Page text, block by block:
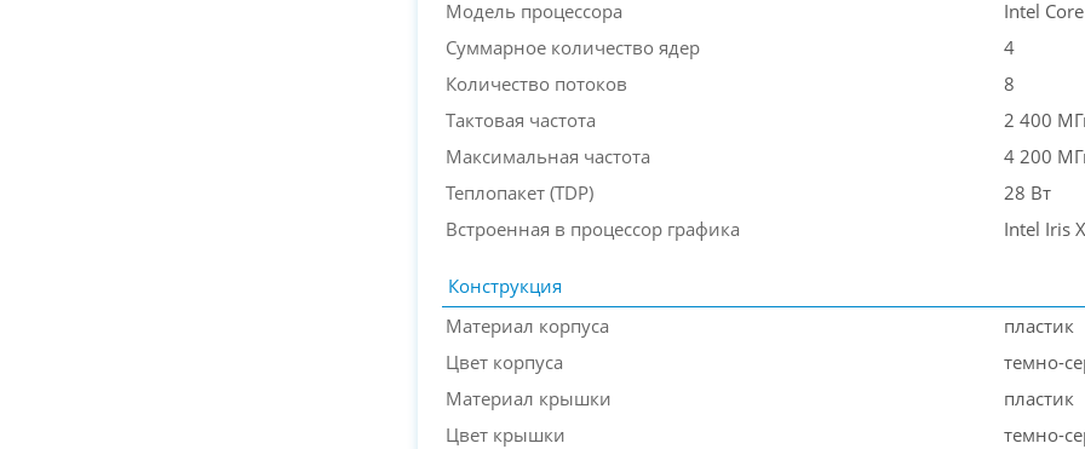
Модель процессора
Intel
Суммарное количество ядер
4
Количество потоков
8
Тактовая частота
2 400
Максимальная частота
4 200
Теплопакет (TDP)
28 Вт
Встроенная в процессор графика
Intel Iris
Конструкция
Материал корпуса
пластик
Цвет корпуса
темно-
Материал крышки
пластик
Цвет крышки
темно-